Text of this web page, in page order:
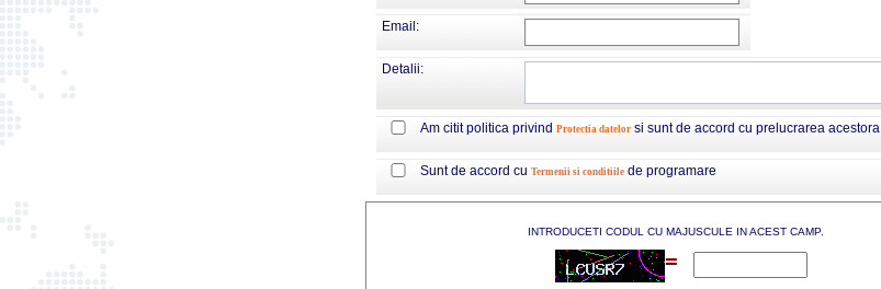
Email:
Detalii:
Am citit politica privind Protectia datelor si sunt de accord cu prelucrarea acestora
Sunt de accord cu Termenii si conditiile de programare
INTRODUCETI CODUL CU MAJUSCULE IN ACEST CAMP.
=